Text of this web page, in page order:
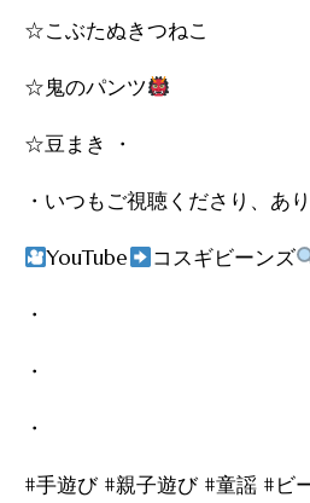
☆こぶたぬきつねこ
☆鬼のパンツ
☆豆まき ・
・いつもご視聴くださり、あ
YouTube コスギビーンズ
・
・
・
#手遊び #親子遊び #童謡 #ビ